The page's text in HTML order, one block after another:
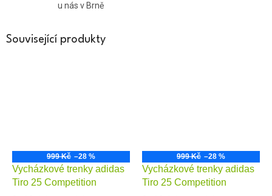
u nás v Brně
Související produkty
999 Kč –28 %
Vycházkové trenky adidas
Tiro 25 Competition
999 Kč –28 %
Vycházkové trenky adidas
Tiro 25 Competition